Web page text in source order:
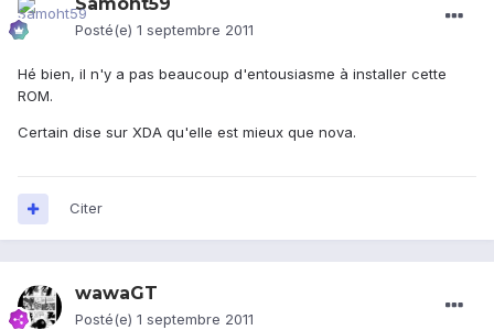
Samoht59
Posté(e) 1 septembre 2011
Hé bien, il n'y a pas beaucoup d'entousiasme à installer cette
ROM.
Certain dise sur XDA qu'elle est mieux que nova.
Citer
wawaGT
Posté(e) 1 septembre 2011